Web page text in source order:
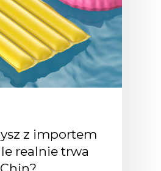
z importem
realnie trwa